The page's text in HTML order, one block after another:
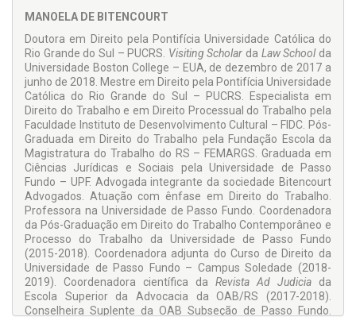
MANOELA DE BITENCOURT
Doutora em Direito pela Pontifícia Universidade Católica do
Rio Grande do Sul – PUCRS. Visiting Scholar da Law School da
Universidade Boston College – EUA, de dezembro de 2017 a
junho de 2018. Mestre em Direito pela Pontifícia Universidade
Católica do Rio Grande do Sul – PUCRS. Especialista em
Direito do Trabalho e em Direito Processual do Trabalho pela
Faculdade Instituto de Desenvolvimento Cultural – FIDC. Pós-
Graduada em Direito do Trabalho pela Fundação Escola da
Magistratura do Trabalho do RS – FEMARGS. Graduada em
Ciências Jurídicas e Sociais pela Universidade de Passo
Fundo – UPF. Advogada integrante da sociedade Bitencourt
Advogados. Atuação com ênfase em Direito do Trabalho.
Professora na Universidade de Passo Fundo. Coordenadora
da Pós-Graduação em Direito do Trabalho Contemporâneo e
Processo do Trabalho da Universidade de Passo Fundo
(2015-2018). Coordenadora adjunta do Curso de Direito da
Universidade de Passo Fundo – Campus Soledade (2018-
2019). Coordenadora científica da Revista Ad Judicia da
Escola Superior da Advocacia da OAB/RS (2017-2018).
Conselheira Suplente da OAB Subseção de Passo Fundo.